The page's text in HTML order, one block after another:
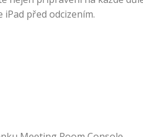
před odcizením.